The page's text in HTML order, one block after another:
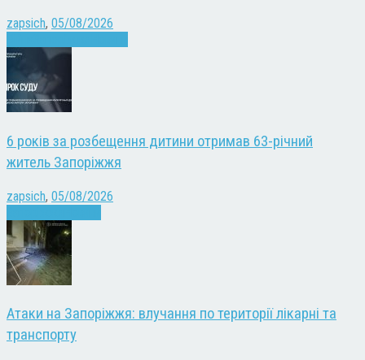
zapsich, 05/08/2026
6 років за розбещення дитини отримав 63-річний
житель Запоріжжя
zapsich, 05/08/2026
Атаки на Запоріжжя: влучання по території лікарні та
транспорту